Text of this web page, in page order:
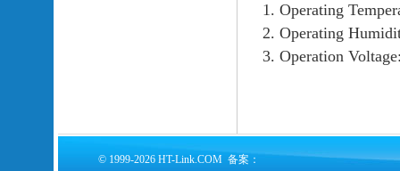
1. Operating
2. Operating
3. Operation
© 1999-2026 HT-Link.COM 备案：